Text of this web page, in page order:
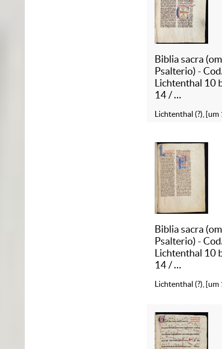
Biblia sacra
Psalterio) -
Lichtenthal 10
14 /
(omisso
Lichtenthal (?), [um
Biblia sacra
Psalterio) -
Lichtenthal 10
14 /
(omisso
Lichtenthal (?), [um